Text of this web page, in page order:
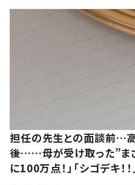
担任の先生との面談前…
後……母が受け取った”ま
に100万点！」「シゴデキ！